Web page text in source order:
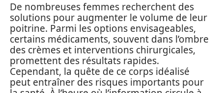
De nombreuses femmes recherchent des
solutions pour augmenter le volume de leur
poitrine. Parmi les options envisageables,
certains médicaments, souvent dans l’ombre
des crèmes et interventions chirurgicales,
promettent des résultats rapides.
Cependant, la quête de ce corps idéalisé
peut entraîner des risques importants pour